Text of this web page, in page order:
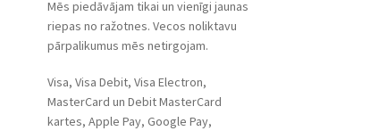
Mēs piedāvājam tikai un vienīgi jaunas
riepas no ražotnes. Vecos noliktavu
pārpalikumus mēs netirgojam.
Visa, Visa Debit, Visa Electron,
MasterCard un Debit MasterCard
kartes, Apple Pay, Google Pay,